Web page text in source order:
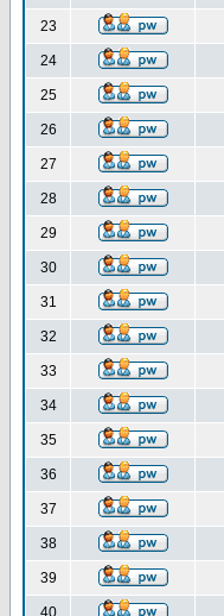
23
24
25
26
27
28
29
30
31
32
33
34
35
36
37
38
39
40